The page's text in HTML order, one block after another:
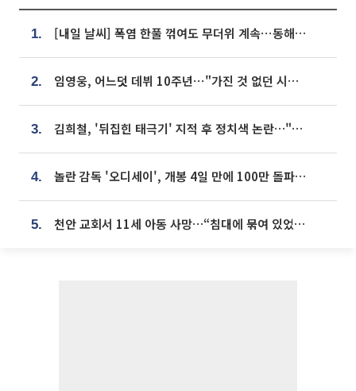
1. [내일 날씨] 폭염 한풀 꺾여도 무더위 계속⋯동해안 이틀 연속 비
2. 임영웅, 어느덧 데뷔 10주년⋯"가진 것 없던 시절, 내 앞엔 20명의 팬뿐"
3. 김희철, '뒤집힌 태극기' 지적 후 정치색 논란…"좌우 떠나 우리나라 국기"
4. 놀란 감독 '오디세이', 개봉 4일 만에 100만 돌파⋯'왕사남' 보다 빠르다
5. 천안 교회서 11세 아동 사망…“침대에 묶여 있었다” 진술 확보